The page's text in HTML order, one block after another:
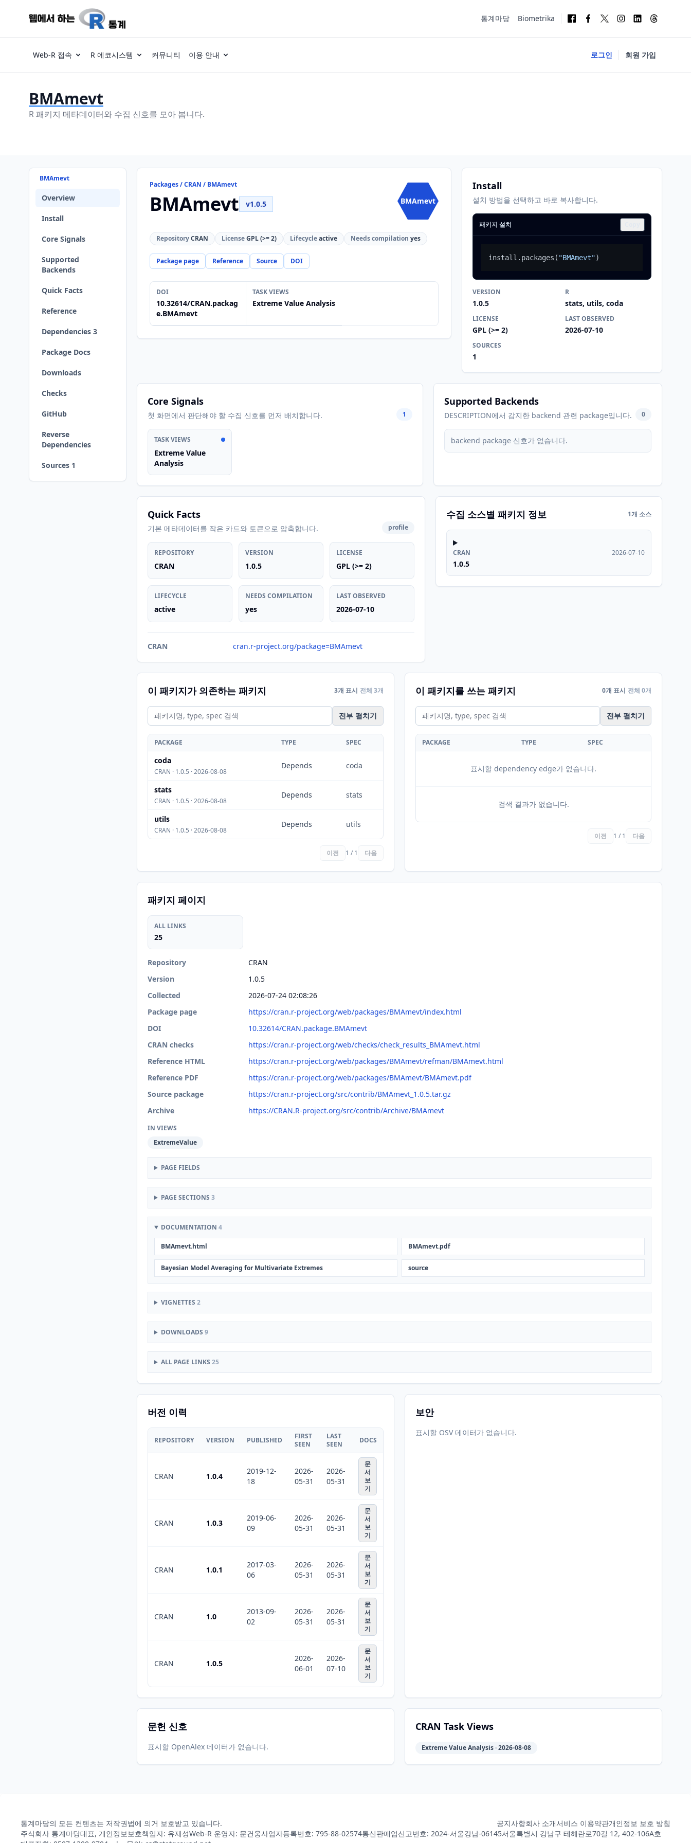
통계마당 Biometrika
Web-R 접속 R 에코시스템 커뮤니티 이용 안내 로그인 회원 가입
BMAmevt
R 패키지 메타데이터와 수집 신호를 모아 봅니다.
BMAmevt
Overview
Install
Core Signals
Supported
Backends
Quick Facts
Reference
Dependencies 3
Package Docs
Downloads
Checks
GitHub
Reverse
Dependencies
Sources 1
Packages / CRAN / BMAmevt
BMAmevt v1.0.5 BMAmevt
RepositoryCRAN LicenseGPL (>= 2) Lifecycleactive Needs compilation yes
Package page Reference Source DOI
DOI
10.32614/CRAN.packag
e.BMAmevt
TASK VIEWS
Extreme Value Analysis
Install
설치 방법을 선택하고 바로 복사합니다.
패키지 설치
install.packages ( "BMAmevt")
VERSION
1.0.5
R
stats, utils, coda
LICENSE
GPL (>= 2)
LAST OBSERVED
2026-07-10
SOURCES
1
Core Signals
첫 화면에서 판단해야 할 수집 신호를 먼저 배치합니다. 1
TASK VIEWS
Extreme Value
Analysis
Supported Backends
DESCRIPTION에서 감지한 backend 관련 package입니다. 0
backend package 신호가 없습니다.
Quick Facts
기본 메타데이터를 작은 카드와 토큰으로 압축합니다. profile
REPOSITORY
CRAN
VERSION
1.0.5
LICENSE
GPL (>= 2)
LIFECYCLE
active
NEEDS COMPILATION
yes
LAST OBSERVED
2026-07-10
CRAN cran.r-project.org/package=BMAmevt
수집 소스별 패키지 정보 1개 소스
CRAN
1.0.5
2026-07-10
이 패키지가 의존하는 패키지 3개 표시 전체 3개
전부 펼치기
PACKAGE TYPE SPEC
coda
CRAN · 1.0.5 · 2026-08-08
Depends coda
stats
CRAN · 1.0.5 · 2026-08-08
Depends stats
utils
CRAN · 1.0.5 · 2026-08-08
Depends utils
이전 1 / 1 다음
이 패키지를 쓰는 패키지 0개 표시 전체 0개
전부 펼치기
PACKAGE TYPE SPEC
표시할 dependency edge가 없습니다.
검색 결과가 없습니다.
이전 1 / 1 다음
패키지 페이지
ALL LINKS
25
Repository
CRAN
Version
1.0.5
Collected
2026-07-24 02:08:26
Package page
https://cran.r-project.org/web/packages/BMAmevt/index.html
DOI
10.32614/CRAN.package.BMAmevt
CRAN checks
https://cran.r-project.org/web/checks/check_results_BMAmevt.html
Reference HTML
https://cran.r-project.org/web/packages/BMAmevt/refman/BMAmevt.html
Reference PDF
https://cran.r-project.org/web/packages/BMAmevt/BMAmevt.pdf
Source package
https://cran.r-project.org/src/contrib/BMAmevt_1.0.5.tar.gz
Archive
https://CRAN.R-project.org/src/contrib/Archive/BMAmevt
IN VIEWS
ExtremeValue
PAGE FIELDS
PAGE SECTIONS 3
DOCUMENTATION 4
BMAmevt.html BMAmevt.pdf
Bayesian Model Averaging for Multivariate Extremes source
VIGNETTES 2
DOWNLOADS 9
ALL PAGE LINKS 25
버전 이력
REPOSITORY VERSION PUBLISHED
FIRST
SEEN
LAST
SEEN
DOCS
CRAN 1.0.4
2019-12-
18
2026-
05-31
2026-
05-31
문
서
보
기
CRAN 1.0.3
2019-06-
09
2026-
05-31
2026-
05-31
문
서
보
기
CRAN 1.0.1
2017-03-
06
2026-
05-31
2026-
05-31
문
서
보
기
CRAN 1.0
2013-09-
02
2026-
05-31
2026-
05-31
문
서
보
기
CRAN 1.0.5
2026-
06-01
2026-
07-10
문
서
보
기
보안
표시할 OSV 데이터가 없습니다.
문헌 신호
표시할 OpenAlex 데이터가 없습니다.
CRAN Task Views
Extreme Value Analysis · 2026-08-08
통계마당의 모든 컨텐츠는 저작권법에 의거 보호받고 있습니다. 공지사항회사 소개서비스 이용약관개인정보 보호 방침
주식회사 통계마당대표, 개인정보보호책임자: 유재성Web-R 운영자: 문건웅사업자등록번호: 795-88-02574통신판매업신고번호: 2024-서울강남-06145서울특별시 강남구 테헤란로70길 12, 402-106A호